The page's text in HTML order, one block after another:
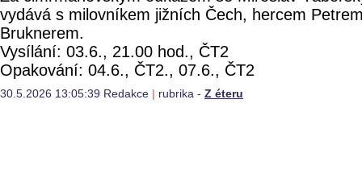
vydává s milovníkem jižních Čech, hercem
Bruknerem.
Vysílání: 03.6., 21.00 hod., ČT2
Opakování: 04.6., ČT2., 07.6., ČT2
30.5.2026 13:05:39 Redakce | rubrika - Z éteru